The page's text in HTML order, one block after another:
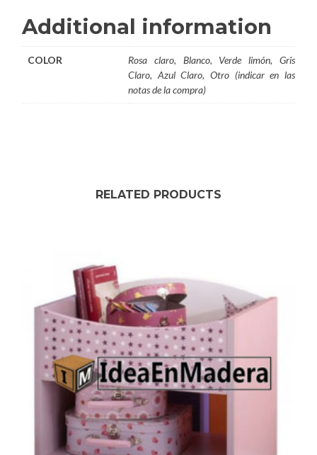
Additional information
COLOR
Rosa claro, Blanco, Verde limón, Gris
Claro, Azul Claro, Otro (indicar en las
notas de la compra)
RELATED PRODUCTS